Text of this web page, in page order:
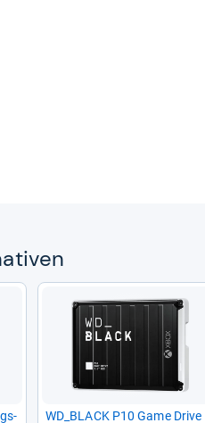
WD_BLACK P10 Game Drive